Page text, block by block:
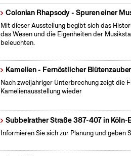
Colonian Rhapsody - Spuren einer
Mit dieser Ausstellung begibt sich das
das Wesen und die Eigenheiten der
beleuchten.
Kamelien - Fernöstlicher Blütenzauber
Nach zweijähriger Unterbrechung zeigt die
Kamelienausstellung wieder
Subbelrather Straße 387-407 in Köln-
Informieren Sie sich zur Planung und geben